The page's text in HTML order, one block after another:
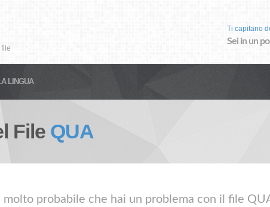
Ti capitano
Sei in un
LINGUA
File QUA
probabile che hai un problema con il file